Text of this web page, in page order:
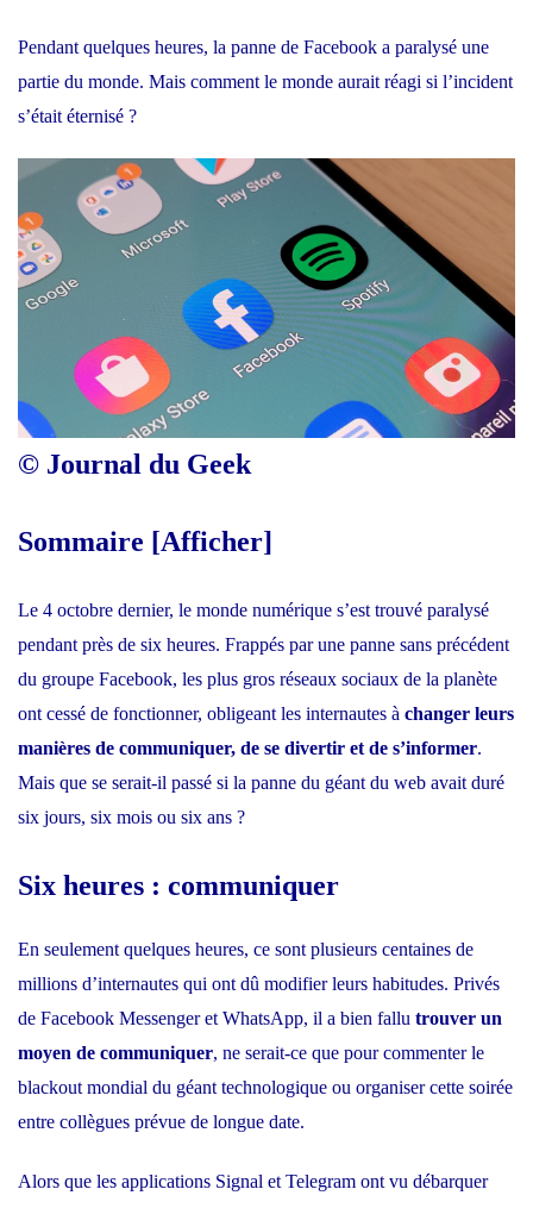
Pendant quelques heures, la panne de Facebook a paralysé une
partie du monde. Mais comment le monde aurait réagi si l’incident
s’était éternisé ?
© Journal du Geek
Sommaire [Afficher]
Le 4 octobre dernier, le monde numérique s’est trouvé paralysé
pendant près de six heures. Frappés par une panne sans précédent
du groupe Facebook, les plus gros réseaux sociaux de la planète
ont cessé de fonctionner, obligeant les internautes à changer leurs
manières de communiquer, de se divertir et de s’informer.
Mais que se serait-il passé si la panne du géant du web avait duré
six jours, six mois ou six ans ?
Six heures : communiquer
En seulement quelques heures, ce sont plusieurs centaines de
millions d’internautes qui ont dû modifier leurs habitudes. Privés
de Facebook Messenger et WhatsApp, il a bien fallu trouver un
moyen de communiquer, ne serait-ce que pour commenter le
blackout mondial du géant technologique ou organiser cette soirée
entre collègues prévue de longue date.
Alors que les applications Signal et Telegram ont vu débarquer